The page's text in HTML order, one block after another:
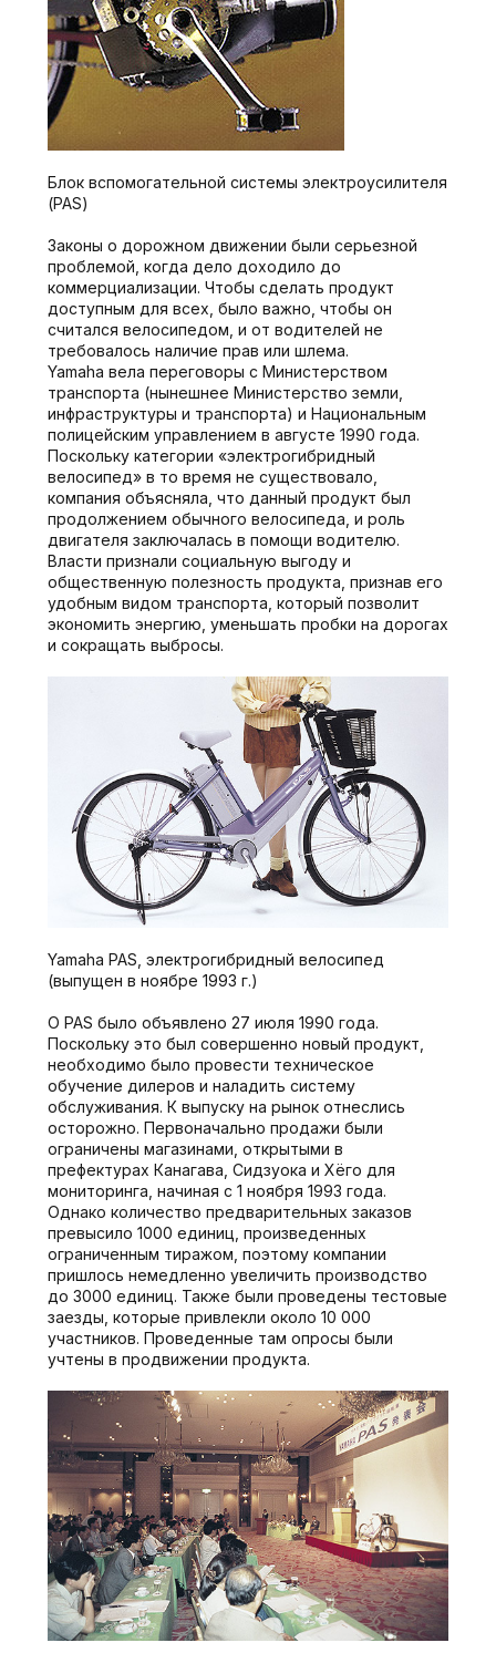
Блок вспомогательной системы электроусилителя
(PAS)
Законы о дорожном движении были серьезной
проблемой, когда дело доходило до
коммерциализации. Чтобы сделать продукт
доступным для всех, было важно, чтобы он
считался велосипедом, и от водителей не
требовалось наличие прав или шлема.
Yamaha вела переговоры с Министерством
транспорта (нынешнее Министерство земли,
инфраструктуры и транспорта) и Национальным
полицейским управлением в августе 1990 года.
Поскольку категории «электрогибридный
велосипед» в то время не существовало,
компания объясняла, что данный продукт был
продолжением обычного велосипеда, и роль
двигателя заключалась в помощи водителю.
Власти признали социальную выгоду и
общественную полезность продукта, признав его
удобным видом транспорта, который позволит
экономить энергию, уменьшать пробки на дорогах
и сокращать выбросы.
Yamaha PAS, электрогибридный велосипед
(выпущен в ноябре 1993 г.)
О PAS было объявлено 27 июля 1990 года.
Поскольку это был совершенно новый продукт,
необходимо было провести техническое
обучение дилеров и наладить систему
обслуживания. К выпуску на рынок отнеслись
осторожно. Первоначально продажи были
ограничены магазинами, открытыми в
префектурах Канагава, Сидзуока и Хёго для
мониторинга, начиная с 1 ноября 1993 года.
Однако количество предварительных заказов
превысило 1000 единиц, произведенных
ограниченным тиражом, поэтому компании
пришлось немедленно увеличить производство
до 3000 единиц. Также были проведены тестовые
заезды, которые привлекли около 10 000
участников. Проведенные там опросы были
учтены в продвижении продукта.